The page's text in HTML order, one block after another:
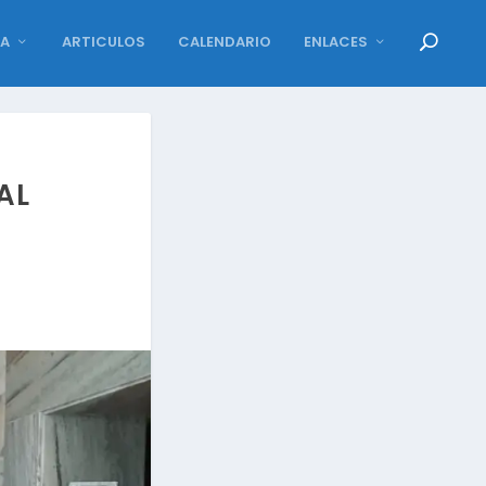
ARTICULOS CALENDARIO ENLACES